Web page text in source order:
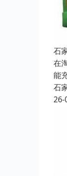
石
在
能
石
26-